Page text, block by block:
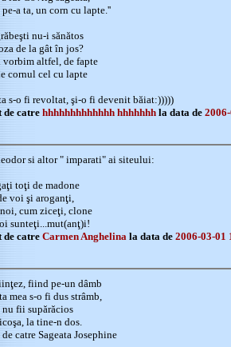
a ta, un corn cu lapte.''
nu-i sănătos
de la gât în jos?
vorbim altfel, de fapte
cornul cel cu lapte
s-o fi revoltat, şi-o fi devenit băiat:)))))
de catre hhhhhhhhhhhhh hhhhhhh la data de
si altor " imparati" ai siteului:
toţi de madone
voi şi aroganţi,
cum ziceţi, clone
sunteţi...mut(anţ)i!
de catre Carmen Anghelina la data de 2006-03-01
fiind pe-un dâmb
mea s-o fi dus strâmb,
nu fii supărăcios
la tine-n dos.
de catre Sageata Josephine